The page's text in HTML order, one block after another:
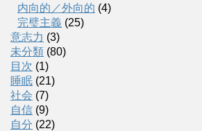
内向的／外向的 (4)
完璧主義 (25)
意志力 (3)
未分類 (80)
目次 (1)
睡眠 (21)
社会 (7)
自信 (9)
自分 (22)